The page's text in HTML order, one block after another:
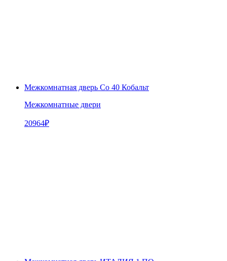
Межкомнатная дверь Co 40 Кобальт
Межкомнатные двери
20964₽